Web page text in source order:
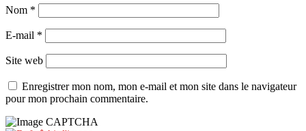
Nom *
E-mail *
Site web
Enregistrer mon nom, mon e-mail et mon site dans le navigateur
pour mon prochain commentaire.